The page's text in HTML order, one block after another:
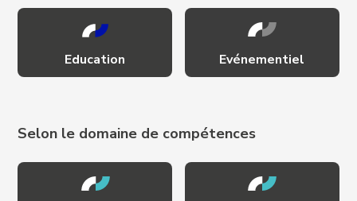
Education Evénementiel
Selon le domaine de compétences